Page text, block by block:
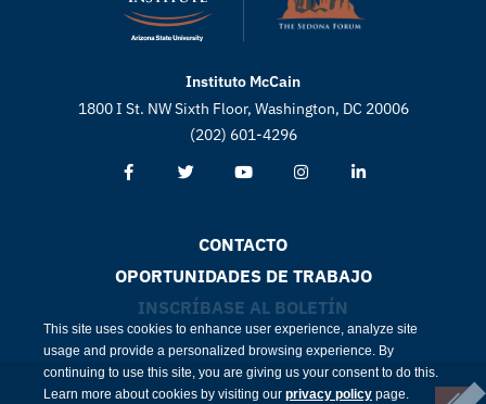
Instituto McCain
1800 I St. NW Sixth Floor, Washington, DC 20006
(202) 601-4296
CONTACTO
OPORTUNIDADES DE TRABAJO
INSCRÍBASE AL BOLETÍN
This site uses cookies to enhance user experience, analyze site
usage and provide a personalized browsing experience. By
continuing to use this site, you are giving us your consent to do this.
Learn more about cookies by visiting our privacy policy page.